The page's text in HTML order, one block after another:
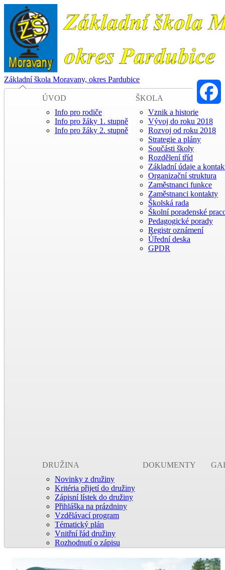
Základní škola Moravany, okres Pardubice
ÚVOD
Info pro rodiče
Info pro žáky 1. stupně
Info pro žáky 2. stupně
ŠKOLA
Vznik a historie
Vývoj do roku 2018
Rozvoj od roku 2018
Strategie a plány
Součásti školy
Rozdělení tříd
Základní údaje a
Organizační struktura
Zaměstnanci funkce
Zaměstnanci kontakty
Školská rada
Školní poradenské
Pedagogické porady
Registr oznámení
Úřední deska
GPDR
DRUŽINA
Novinky z družiny
Kritéria přijetí do družiny
Zápisní lístek do družiny
Přihláška na prázdniny
Vzdělávací program
Tématický plán
Vnitřní řád družiny
Rozhodnutí o zápisu
DOKUMENTY